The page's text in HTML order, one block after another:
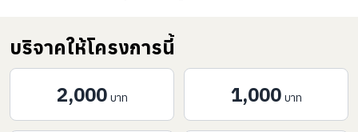
บริจาคให้โครงการนี้
2,000 บาท 1,000 บาท